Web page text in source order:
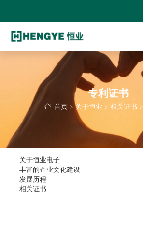
专利证书
 首页 >关于恒业 > 相关证书 >
关于恒业电子
丰富的企业文化建设
发展历程
相关证书